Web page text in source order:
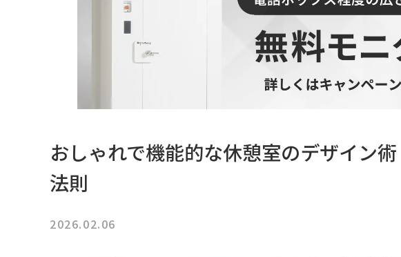
おしゃれで機能的な休憩室のデザイン
法則
2026.02.06